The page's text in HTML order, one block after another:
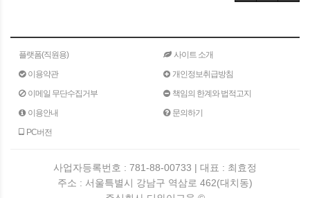
플랫폼(직원용)
사이트 소개
이용약관
개인정보취급방침
이메일 무단수집거부
책임의 한계와 법적고지
이용안내
문의하기
PC버전
사업자등록번호 : 781-88-00733 | 대표 : 최효정
주소 : 서울특별시 강남구 역삼로 462(대치동)